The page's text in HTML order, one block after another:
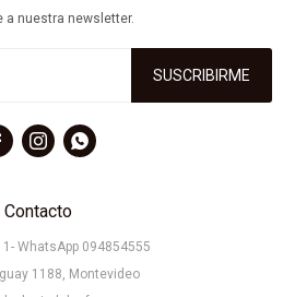
Contacto
WhatsApp 094854555
1188, Montevideo
a nuestra newsletter.
SUSCRIBIRME
 